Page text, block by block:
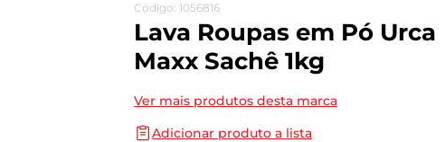
Código: 1056816
Lava Roupas em Pó Urca
Maxx Sachê 1kg
Ver mais produtos desta marca
Adicionar produto a lista